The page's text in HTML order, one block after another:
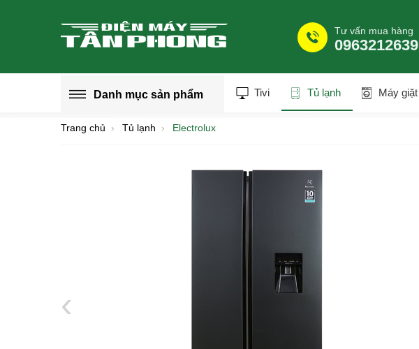
Tư vấn mua hàng
0963212639
Tivi Tủ lạnh Máy giặt
Danh mục sản phẩm
Trang chủ Tủ lạnh Electrolux
‹